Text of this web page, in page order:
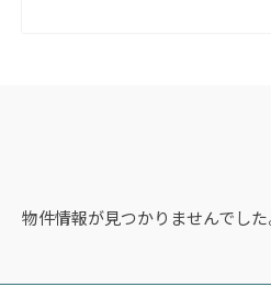
物件情報が見つかりませんでした